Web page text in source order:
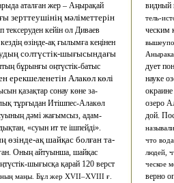
аталған жер – Аңырақай
зерттеушінің мәліметтерін
тексеруден кейін ол Диваев
өзінде-ақ ғылымға кеңінен
солтүстік-шығысындағы
бұрынғы оңтүстік-батыс
Алакөл көлі
қазақтар сонау көне за-
тұрғыдан Итішпес-Алакөл
дәмі жағымсыз, адам-
«суын ит те ішпейді».
өзінде-ақ шайқас болған та-
Оның айтуынша, шайқас
шығысқа қарай 120 верст
маңы. Бұл жер ХVІІ–ХVІІІ ғ.
видный
тель-
ческим
дует
науке
озеро
дой.
что
людей,
ческое
верно